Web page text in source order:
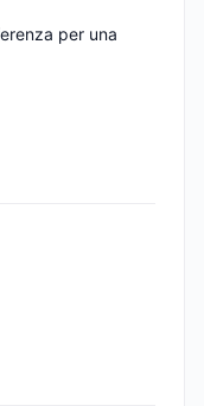
per una